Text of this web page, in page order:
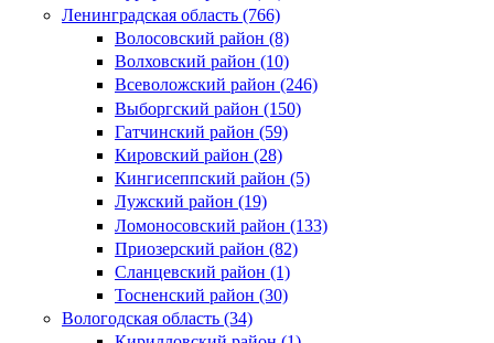
Ленинградская область (766)
Волосовский район (8)
Волховский район (10)
Всеволожский район (246)
Выборгский район (150)
Гатчинский район (59)
Кировский район (28)
Кингисеппский район (5)
Лужский район (19)
Ломоносовский район (133)
Приозерский район (82)
Сланцевский район (1)
Тосненский район (30)
Вологодская область (34)